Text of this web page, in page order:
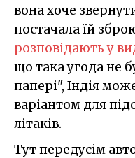
вона хоче
постачала їй
розповідають у
що така угода не
папері", Індія
варіантом для
літаків.
Тут передусім